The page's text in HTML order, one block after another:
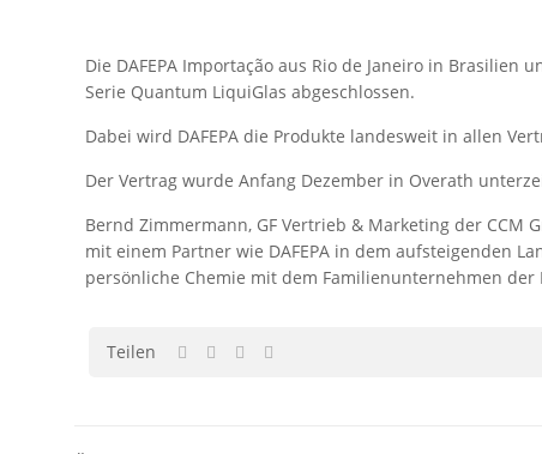
Die DAFEPA Importação aus Rio de Janeiro in
Serie Quantum LiquiGlas abgeschlossen.
Dabei wird DAFEPA die Produkte landesweit in allen
Der Vertrag wurde Anfang Dezember in Overath
Bernd Zimmermann, GF Vertrieb & Marketing der CCM
mit einem Partner wie DAFEPA in dem aufsteigenden
persönliche Chemie mit dem Familienunternehmen der
Teilen